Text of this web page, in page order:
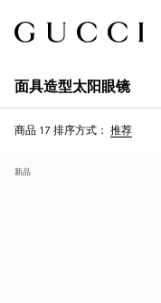
面具造型太阳眼镜
商品 17 排序方式： 推荐
新品